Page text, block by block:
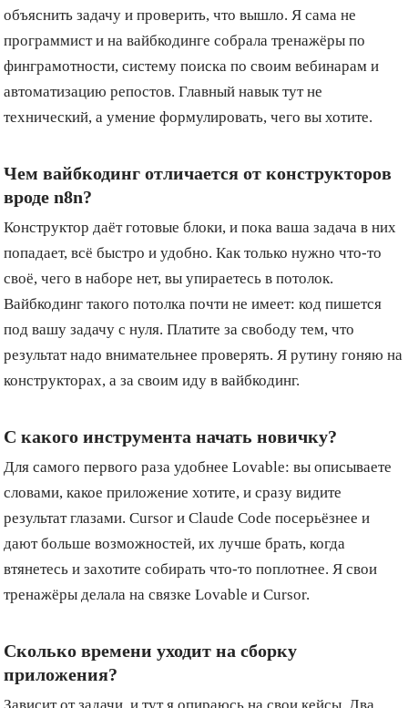
объяснить задачу и проверить, что вышло. Я сама не
программист и на вайбкодинге собрала тренажёры по
финграмотности, систему поиска по своим вебинарам и
автоматизацию репостов. Главный навык тут не
технический, а умение формулировать, чего вы хотите.
Чем вайбкодинг отличается от конструкторов
вроде n8n?
Конструктор даёт готовые блоки, и пока ваша задача в них
попадает, всё быстро и удобно. Как только нужно что-то
своё, чего в наборе нет, вы упираетесь в потолок.
Вайбкодинг такого потолка почти не имеет: код пишется
под вашу задачу с нуля. Платите за свободу тем, что
результат надо внимательнее проверять. Я рутину гоняю на
конструкторах, а за своим иду в вайбкодинг.
С какого инструмента начать новичку?
Для самого первого раза удобнее Lovable: вы описываете
словами, какое приложение хотите, и сразу видите
результат глазами. Cursor и Claude Code посерьёзнее и
дают больше возможностей, их лучше брать, когда
втянетесь и захотите собирать что-то поплотнее. Я свои
тренажёры делала на связке Lovable и Cursor.
Сколько времени уходит на сборку
приложения?